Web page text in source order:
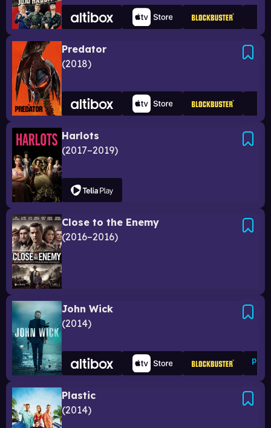
Predator
2018
Harlots
2017–2019
Close to the Enemy
2016–2016
John Wick
2014
Plastic
2014